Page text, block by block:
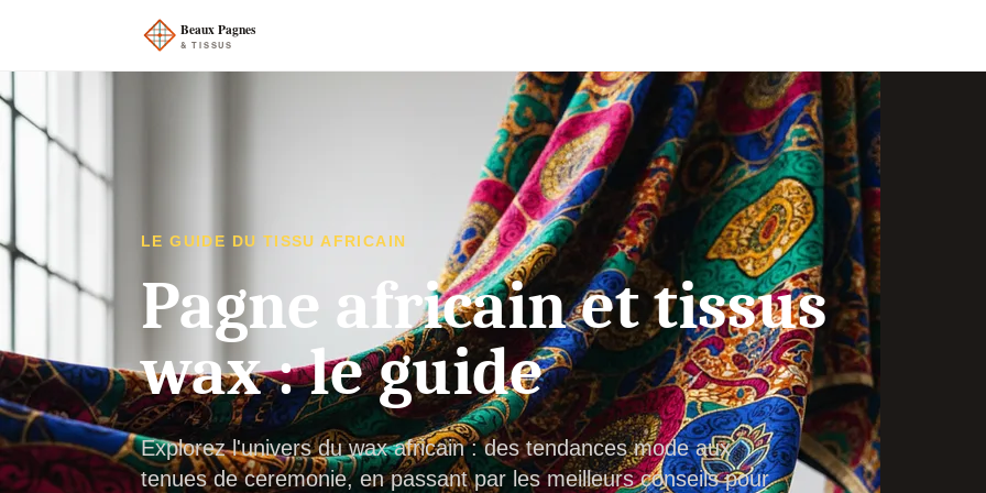
LE GUIDE DU TISSU AFRICAIN
Pagne africain et tissus
wax : le guide
Explorez l'univers du wax africain : des tendances mode aux
tenues de ceremonie, en passant par les meilleurs conseils pour